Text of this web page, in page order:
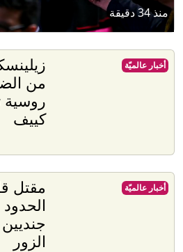
منذ 34 دقيقة
من
كييف
أخبار عالميّة
مقتل
الزور
أخبار عالميّة